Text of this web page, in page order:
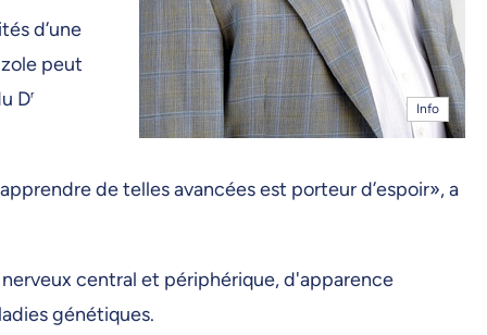
Info
d’une
peut
Dr
de telles avancées est porteur d’espoir», a
central et périphérique, d'apparence
génétiques.